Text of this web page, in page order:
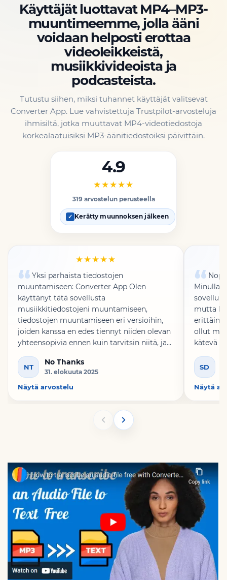
Käyttäjät luottavat MP4–MP3-
muuntimeemme, jolla ääni
voidaan helposti erottaa
videoleikkeistä,
musiikkivideoista ja
podcasteista.
Tutustu siihen, miksi tuhannet käyttäjät valitsevat
Converter App. Lue vahvistettuja Trustpilot-arvosteluja
ihmisiltä, jotka muuttavat MP4-videotiedostoja
korkealaatuisiksi MP3-äänitiedostoiksi päivittäin.
4.9
★★★★★
319 arvostelun perusteella
✓ Kerätty muunnoksen jälkeen
★★★★★
Yksi parhaista tiedostojen
muuntamiseen: Converter App Olen
käyttänyt tätä sovellusta
musiikkitiedostojeni muuntamiseen,
tiedostojen muuntamiseen eri versioihin,
joiden kanssa en edes tiennyt niiden olevan
yhteensopivia ennen kuin tarvitsin niitä, ja
Suosittelen lämpimästi!
NT
No Thanks
31. elokuuta 2025
Näytä arvostelu
Minulla
mutta
erittäin
ollut
kätevä
SD
Näytä